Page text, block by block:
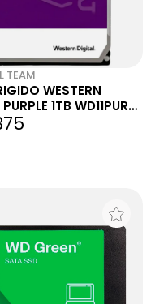
TEAM
WESTERN
1TB WD11PURZ
5400RPM 6GB/S